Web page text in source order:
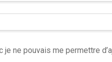
je ne pouvais me permettre